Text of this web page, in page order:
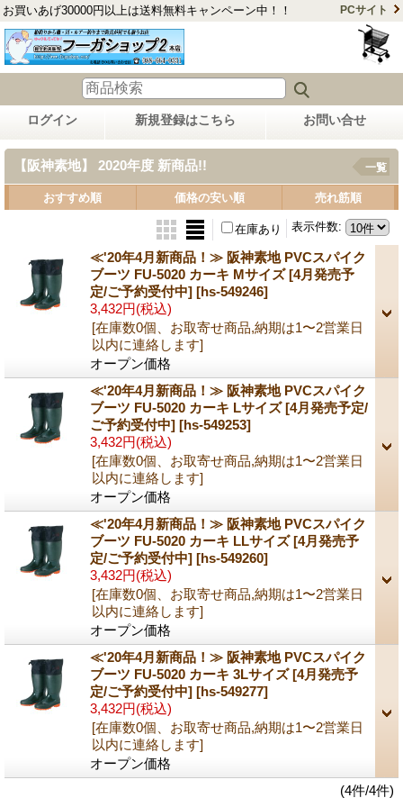
お買いあげ30000円以上は送料無料キャンペーン中！！ PCサイト
ログイン 新規登録はこちら お問い合せ
【阪神素地】 2020年度 新商品!! 一覧
おすすめ順 価格の安い順 売れ筋順
表示件数:
在庫あり
≪'20年4月新商品！≫ 阪神素地 PVCスパイク
ブーツ FU-5020 カーキ Mサイズ [4月発売予
定/ご予約受付中] [hs-549246]
3,432円(税込)
[在庫数0個、お取寄せ商品,納期は1〜2営業日
以内に連絡します]
オープン価格
≪'20年4月新商品！≫ 阪神素地 PVCスパイク
ブーツ FU-5020 カーキ Lサイズ [4月発売予定/
ご予約受付中] [hs-549253]
3,432円(税込)
[在庫数0個、お取寄せ商品,納期は1〜2営業日
以内に連絡します]
オープン価格
≪'20年4月新商品！≫ 阪神素地 PVCスパイク
ブーツ FU-5020 カーキ LLサイズ [4月発売予
定/ご予約受付中] [hs-549260]
3,432円(税込)
[在庫数0個、お取寄せ商品,納期は1〜2営業日
以内に連絡します]
オープン価格
≪'20年4月新商品！≫ 阪神素地 PVCスパイク
ブーツ FU-5020 カーキ 3Lサイズ [4月発売予
定/ご予約受付中] [hs-549277]
3,432円(税込)
[在庫数0個、お取寄せ商品,納期は1〜2営業日
以内に連絡します]
オープン価格
(4件/4件)